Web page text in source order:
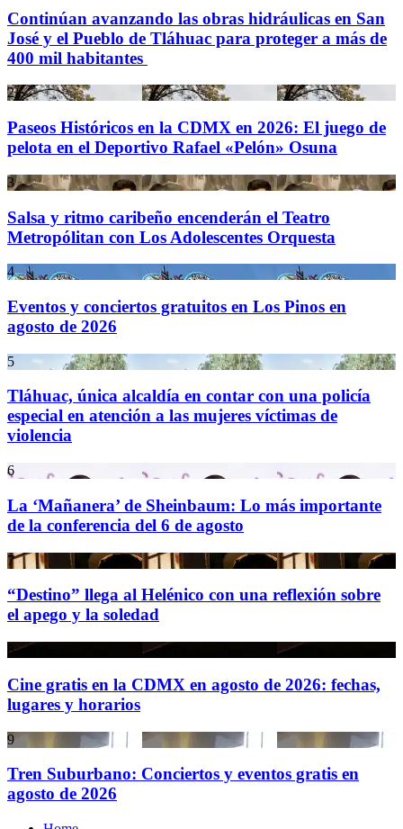
Continúan avanzando las obras hidráulicas en San
José y el Pueblo de Tláhuac para proteger a más de
400 mil habitantes
2
Paseos Históricos en la CDMX en 2026: El juego de
pelota en el Deportivo Rafael «Pelón» Osuna
3
Salsa y ritmo caribeño encenderán el Teatro
Metropólitan con Los Adolescentes Orquesta
4
Eventos y conciertos gratuitos en Los Pinos en
agosto de 2026
5
Tláhuac, única alcaldía en contar con una policía
especial en atención a las mujeres víctimas de
violencia
6
La ‘Mañanera’ de Sheinbaum: Lo más importante
de la conferencia del 6 de agosto
7
“Destino” llega al Helénico con una reflexión sobre
el apego y la soledad
8
Cine gratis en la CDMX en agosto de 2026: fechas,
lugares y horarios
9
Tren Suburbano: Conciertos y eventos gratis en
agosto de 2026